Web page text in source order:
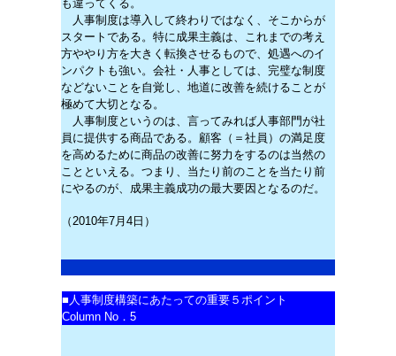
も違ってくる。
人事制度は導入して終わりではなく、そこからが
スタートである。特に成果主義は、これまでの考え
方ややり方を大きく転換させるもので、処遇へのイ
ンパクトも強い。会社・人事としては、完璧な制度
などないことを自覚し、地道に改善を続けることが
極めて大切となる。
人事制度というのは、言ってみれば人事部門が社
員に提供する商品である。顧客（＝社員）の満足度
を高めるために商品の改善に努力をするのは当然の
ことといえる。つまり、当たり前のことを当たり前
にやるのが、成果主義成功の最大要因となるのだ。
（2010年7月4日）
■ 人事制度構築にあたっての重要５ポイント
Column No．5